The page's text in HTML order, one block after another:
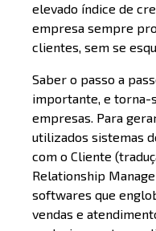
elevado índice de
empresa sempre
clientes, sem se
Saber o passo a
importante, e torna-
empresas. Para
utilizados sistemas
com o Cliente
Relationship
softwares que
vendas e